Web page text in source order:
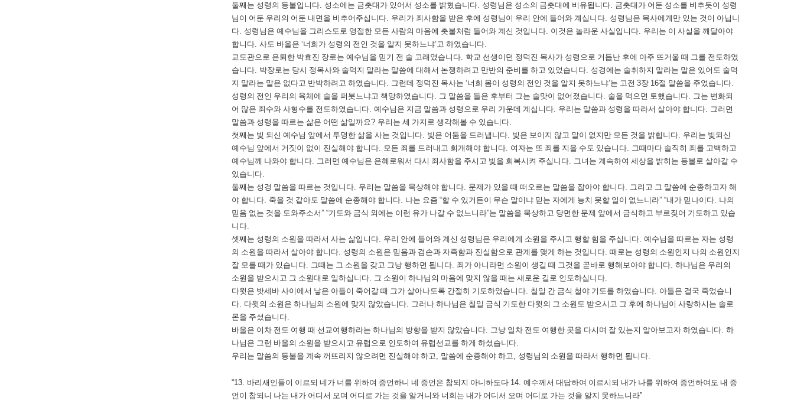
둘째는 성령의 등불입니다. 성소에는 금촛대가 있어서 성소를 밝혔습니다. 성령님은 성소의 금촛대에 비유됩니다. 금촛대가 어둔 성소를 비추듯이 성령
님이 어둔 우리의 어둔 내면을 비추어주십니다. 우리가 죄사함을 받은 후에 성령님이 우리 안에 들어와 계십니다. 성령님은 목사에게만 있는 것이 아닙니
다. 성령님은 예수님을 그리스도로 영접한 모든 사람의 마음에 촛불처럼 들어와 계신 것입니다. 이것은 놀라운 사실입니다. 우리는 이 사실을 깨달아야
합니다. 사도 바울은 ‘너희가 성령의 전인 것을 알지 못하느냐’고 하였습니다.
교도관으로 은퇴한 박효진 장로는 예수님을 믿기 전 술 고래였습니다. 학교 선생이던 정덕진 목사가 성령으로 거듭난 후에 아주 뜨거울 때 그를 전도하였
습니다. 박장로는 당시 정목사와 술먹지 말라는 말씀에 대해서 논쟁하려고 만반의 준비를 하고 있었습니다. 성경에는 술취하지 말라는 말은 있어도 술먹
지 말라는 말은 없다고 반박하려고 하였습니다. 그런데 정덕진 목사는 ‘너희 몸이 성령의 전인 것을 알지 못하느냐’는 고전 3장 16절 말씀을 주었습니다.
성령의 전인 우리의 육체에 술을 퍼붓느냐고 책망하였습니다. 그 말씀을 들은 후부터 그는 술맛이 없어졌습니다. 술을 먹으면 토했습니다. 그는 변화되
어 많은 죄수와 사형수를 전도하였습니다. 예수님은 지금 말씀과 성령으로 우리 가운데 계십니다. 우리는 말씀과 성령을 따라서 살아야 합니다. 그러면
말씀과 성령을 따르는 삶은 어떤 삶일까요? 우리는 세 가지로 생각해볼 수 있습니다.
첫째는 빛 되신 예수님 앞에서 투명한 삶을 사는 것입니다. 빛은 어둠을 드러냅니다. 빛은 보이지 않고 말이 없지만 모든 것을 밝힙니다. 우리는 빛되신
예수님 앞에서 거짓이 없이 진실해야 합니다. 모든 죄를 드러내고 회개해야 합니다. 여자는 또 죄를 지을 수도 있습니다. 그때마다 솔직히 죄를 고백하고
예수님께 나와야 합니다. 그러면 예수님은 은혜로워서 다시 죄사함을 주시고 빛을 회복시켜 주십니다. 그녀는 계속하여 세상을 밝히는 등불로 살아갈 수
있습니다.
둘째는 성경 말씀을 따르는 것입니다. 우리는 말씀을 묵상해야 합니다. 문제가 있을 때 떠오르는 말씀을 잡아야 합니다. 그리고 그 말씀에 순종하고자 해
야 합니다. 죽을 것 같아도 말씀에 순종해야 합니다. 나는 요즘 “할 수 있거든이 무슨 말이냐 믿는 자에게 능치 못할 일이 없느니라” “내가 믿나이다. 나의
믿음 없는 것을 도와주소서” “기도와 금식 외에는 이런 유가 나갈 수 없느니라”는 말씀을 묵상하고 당면한 문제 앞에서 금식하고 부르짖어 기도하고 있습
니다.
셋째는 성령의 소원을 따라서 사는 삶입니다. 우리 안에 들어와 계신 성령님은 우리에게 소원을 주시고 행할 힘을 주십니다. 예수님을 따르는 자는 성령
의 소원을 따라서 살아야 합니다. 성령의 소원은 믿음과 겸손과 자족함과 진실함으로 관계를 맺게 하는 것입니다. 때로는 성령의 소원인지 나의 소원인지
잘 모를 때가 있습니다. 그때는 그 소원을 갖고 그냥 행하면 됩니다. 죄가 아니라면 소원이 생길 때 그것을 곧바로 행해보아야 합니다. 하나님은 우리의
소원을 받으시고 그 소원대로 일하십니다. 그 소원이 하나님의 마음에 맞지 않을 때는 새로운 길로 인도하십니다.
다윗은 밧세바 사이에서 낳은 아들이 죽어갈 때 그가 살아나도록 간절히 기도하였습니다. 칠일 간 금식 철야 기도를 하였습니다. 아들은 결국 죽었습니
다. 다윗의 소원은 하나님의 소원에 맞지 않았습니다. 그러나 하나님은 칠일 금식 기도한 다윗의 그 소원도 받으시고 그 후에 하나님이 사랑하시는 솔로
몬을 주셨습니다.
바울은 이차 전도 여행 때 선교여행하라는 하나님의 방향을 받지 않았습니다. 그냥 일차 전도 여행한 곳을 다시며 잘 있는지 알아보고자 하였습니다. 하
나님은 그런 바울의 소원을 받으시고 유럽으로 인도하여 유럽선교를 하게 하셨습니다.
우리는 말씀의 등불을 계속 꺼뜨리지 않으려면 진실해야 하고, 말씀에 순종해야 하고, 성령님의 소원을 따라서 행하면 됩니다.
“13. 바리새인들이 이르되 네가 너를 위하여 증언하니 네 증언은 참되지 아니하도다 14. 예수께서 대답하여 이르시되 내가 나를 위하여 증언하여도 내 증
언이 참되니 나는 내가 어디서 오며 어디로 가는 것을 알거니와 너희는 내가 어디서 오며 어디로 가는 것을 알지 못하느니라”